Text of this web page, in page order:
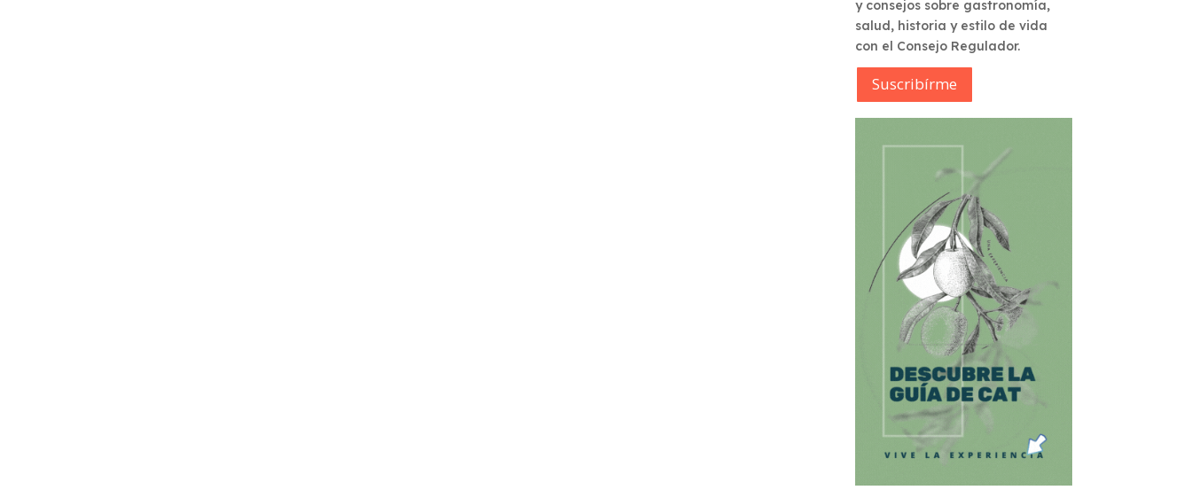
y consejos sobre gastronomía,
salud, historia y estilo de vida
con el Consejo Regulador.
Suscribírme